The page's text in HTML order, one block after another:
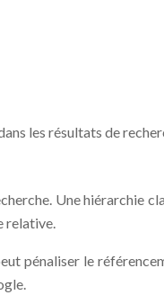
les résultats de
Une hiérarchie
relative.
pénaliser le